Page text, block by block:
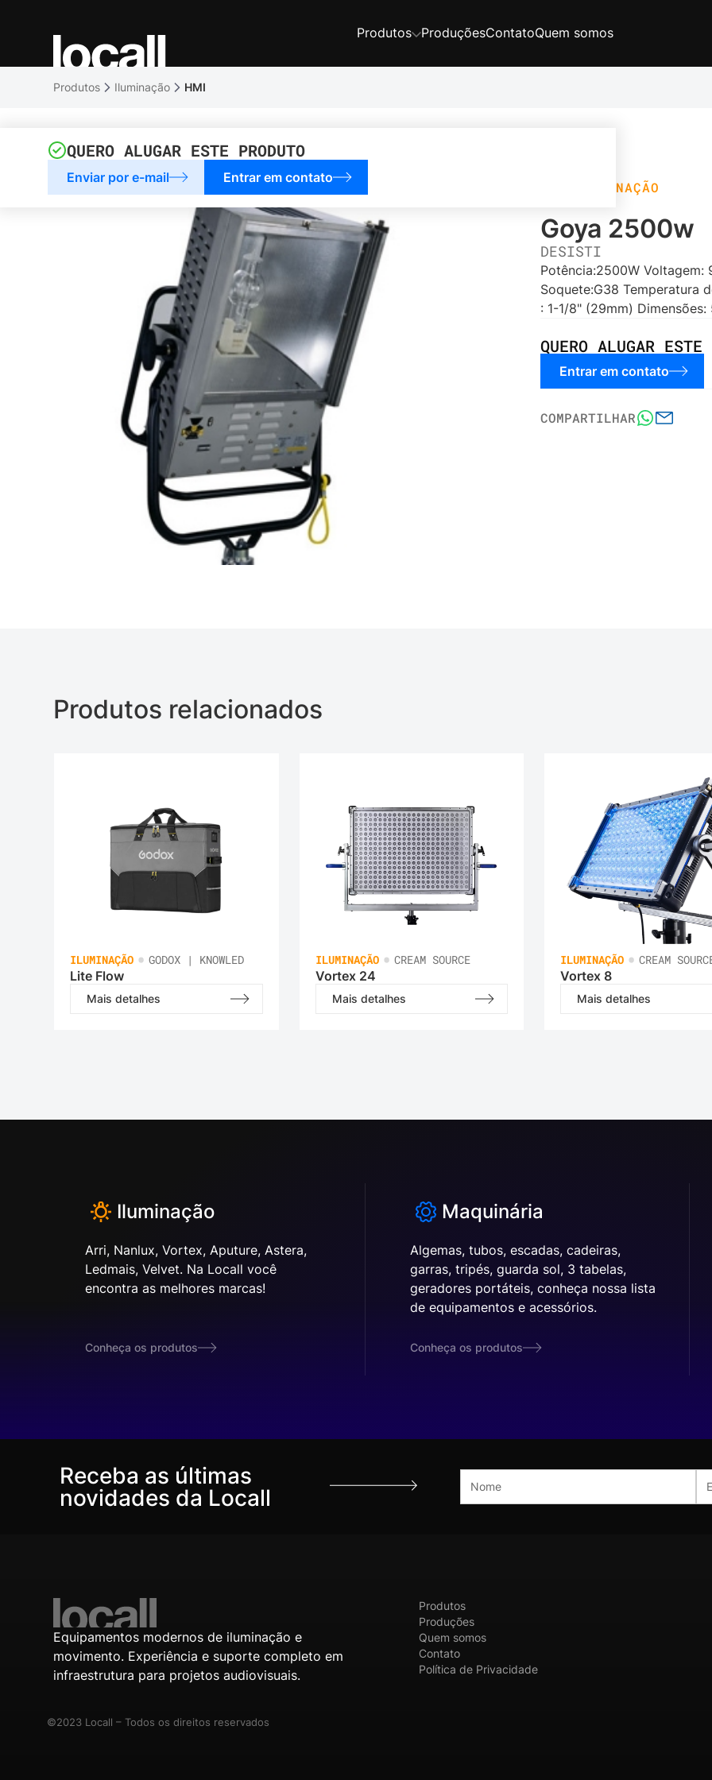
Produtos ProduçõesContatoQuem somos
QUERO ALUGAR ESTE PRODUTO
Enviar por e-mail Entrar em contato
Produtos Iluminação HMI
ILUMINAÇÃO
Goya 2500w
DESISTI
Potência:2500W
Soquete:G38 Temperatura
: 1-1/8" (29mm)
QUERO ALUGAR ESTE
Entrar em contato
COMPARTILHAR
Produtos relacionados
ILUMINAÇÃO •GODOX | KNOWLED
Lite Flow
Mais detalhes
ILUMINAÇÃO• CREAM SOURCE
Vortex 24
Mais detalhes
ILUMINAÇÃO •CREAM
Vortex 8
Mais detalhes
Iluminação
Arri, Nanlux, Vortex, Aputure, Astera,
Ledmais, Velvet. Na Locall você
encontra as melhores marcas!
Conheça os produtos
Maquinária
Algemas, tubos, escadas, cadeiras,
garras, tripés, guarda sol, 3 tabelas,
geradores portáteis, conheça nossa lista
de equipamentos e acessórios.
Conheça os produtos
Receba as últimas
novidades da Locall
Equipamentos modernos de iluminação e
movimento. Experiência e suporte completo em
infraestrutura para projetos audiovisuais.
Produtos
Produções
Quem somos
Contato
Política de Privacidade
©2023 Locall – Todos os direitos reservados